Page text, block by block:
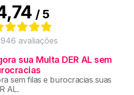
/ 5
avaliações
sua Multa DER AL sem
sem filas e burocracias suas
AL.